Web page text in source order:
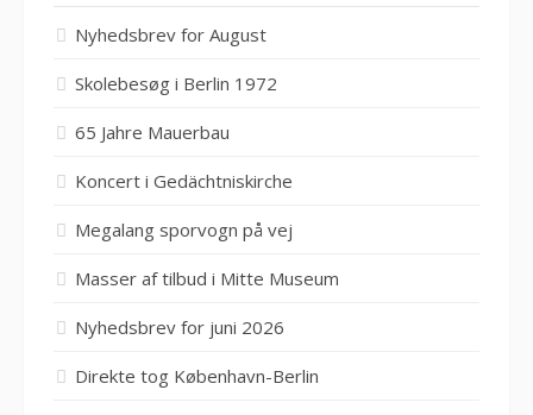
Nyhedsbrev for August
Skolebesøg i Berlin 1972
65 Jahre Mauerbau
Koncert i Gedächtniskirche
Megalang sporvogn på vej
Masser af tilbud i Mitte Museum
Nyhedsbrev for juni 2026
Direkte tog København-Berlin